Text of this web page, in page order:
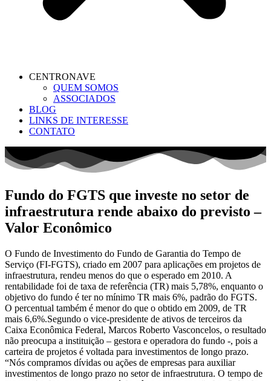
CENTRONAVE
QUEM SOMOS
ASSOCIADOS
BLOG
LINKS DE INTERESSE
CONTATO
Fundo do FGTS que investe no setor de
infraestrutura rende abaixo do previsto –
Valor Econômico
O Fundo de Investimento do Fundo de Garantia do Tempo de
Serviço (FI-FGTS), criado em 2007 para aplicações em projetos de
infraestrutura, rendeu menos do que o esperado em 2010. A
rentabilidade foi de taxa de referência (TR) mais 5,78%, enquanto o
objetivo do fundo é ter no mínimo TR mais 6%, padrão do FGTS.
O percentual também é menor do que o obtido em 2009, de TR
mais 6,6%.Segundo o vice-presidente de ativos de terceiros da
Caixa Econômica Federal, Marcos Roberto Vasconcelos, o resultado
não preocupa a instituição – gestora e operadora do fundo -, pois a
carteira de projetos é voltada para investimentos de longo prazo.
“Nós compramos dívidas ou ações de empresas para auxiliar
investimentos de longo prazo no setor de infraestrutura. O tempo de